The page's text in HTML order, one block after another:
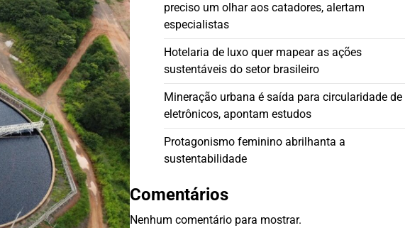
preciso um olhar aos catadores, alertam
especialistas
Hotelaria de luxo quer mapear as ações
sustentáveis do setor brasileiro
Mineração urbana é saída para circularidade de
eletrônicos, apontam estudos
Protagonismo feminino abrilhanta a
sustentabilidade
Comentários
Nenhum comentário para mostrar.